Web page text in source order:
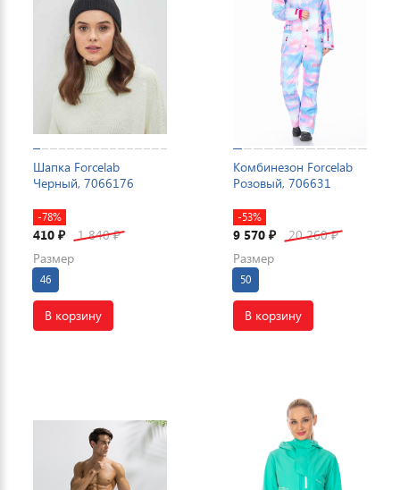
Шапка Forcelab
Черный, 7066176
-78%
410 ₽ 1 840₽
Размер
46
В корзину
Комбинезон Forcelab
Розовый, 706631
-53%
9 570 ₽ 20 260₽
Размер
50
В корзину